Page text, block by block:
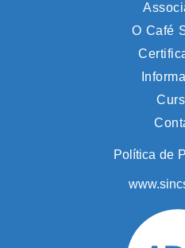
O Café
Política de